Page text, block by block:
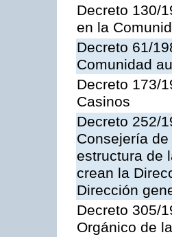
Decreto 130/
en la
Decreto 61/
Comunidad
Decreto 173/
Casinos
Decreto 252/
Consejería
estructura de
crean la
Dirección
Decreto 305/
Orgánico de